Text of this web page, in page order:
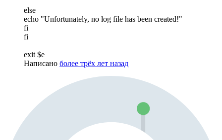
else
echo "Unfortunately, no log file has been created!"
fi
fi
exit $e
Написано более трёх лет назад